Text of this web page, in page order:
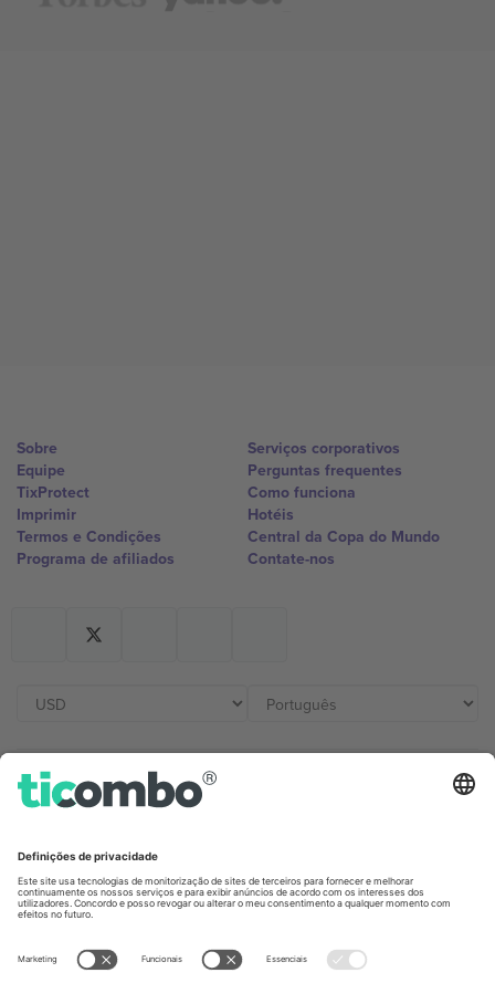
Sobre
Equipe
TixProtect
Imprimir
Termos e Condições
Programa de afiliados
Serviços corporativos
Perguntas frequentes
Como funciona
Hotéis
Central da Copa do Mundo
Contate-nos
Escritórios Ticombo
Unter den Linden 24, 10117
Berlin, Germany
London, EC1V 1AW, United
Kingdom
United States
Switzerland